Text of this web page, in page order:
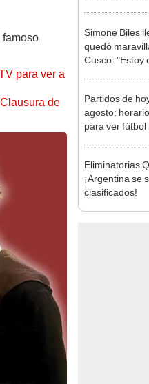
famoso
para ver a
de
Simone Biles
quedó
Cusco: "Estoy
Partidos de
agosto:
para ver fútbol
Eliminatorias
¡Argentina se
clasificados!